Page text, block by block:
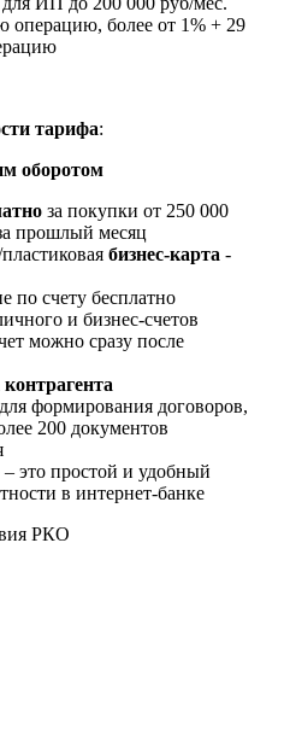
операцию, более от 1% + 29
тарифа:
оборотом
за покупки от 250 000
прошлый месяц
бизнес-карта -
счету бесплатно
и бизнес-счетов
можно сразу после
формирования договоров,
200 документов
это простой и удобный
в интернет-банке
РКО